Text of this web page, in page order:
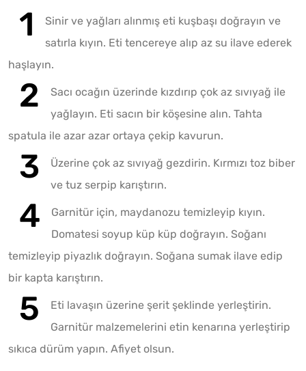
Sinir ve yağları alınmış eti kuşbaşı doğrayın ve
satırla kıyın. Eti tencereye alıp az su ilave ederek
haşlayın.
Sacı ocağın üzerinde kızdırıp çok az sıvıyağ ile
yağlayın. Eti sacın bir köşesine alın. Tahta
spatula ile azar azar ortaya çekip kavurun.
Üzerine çok az sıvıyağ gezdirin. Kırmızı toz biber
ve tuz serpip karıştırın.
Garnitür için, maydanozu temizleyip kıyın.
Domatesi soyup küp küp doğrayın. Soğanı
temizleyip piyazlık doğrayın. Soğana sumak ilave edip
bir kapta karıştırın.
Eti lavaşın üzerine şerit şeklinde yerleştirin.
Garnitür malzemelerini etin kenarına yerleştirip
sıkıca dürüm yapın. Afiyet olsun.